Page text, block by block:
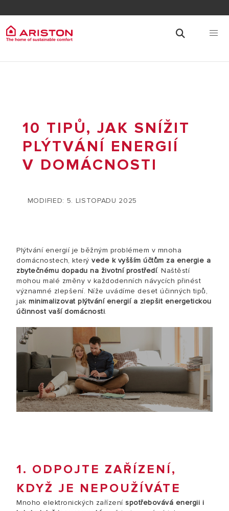
10 TIPŮ, JAK SNÍŽIT
PLÝTVÁNÍ ENERGIÍ
V DOMÁCNOSTI
MODIFIED: 5. LISTOPADU 2025
Plýtvání energií je běžným problémem v mnoha
domácnostech, který vede k vyšším účtům za energie a
zbytečnému dopadu na životní prostředí. Naštěstí
mohou malé změny v každodenních návycích přinést
významné zlepšení. Níže uvádíme deset účinných tipů,
jak minimalizovat plýtvání energií a zlepšit energetickou
účinnost vaší domácnosti.
1. ODPOJTE ZAŘÍZENÍ,
KDYŽ JE NEPOUŽÍVÁTE
Mnoho elektronických zařízení spotřebovává energii i